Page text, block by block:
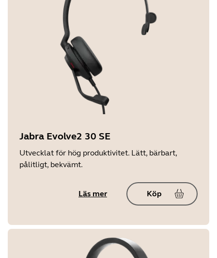
Jabra Evolve2 30 SE
Utvecklat för hög produktivitet. Lätt, bärbart,
pålitligt, bekvämt.
Läs mer Köp